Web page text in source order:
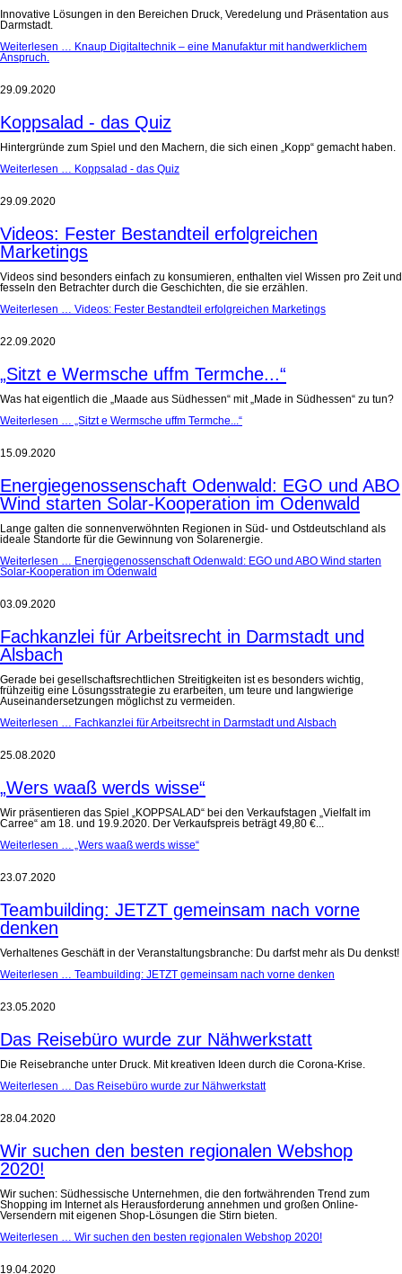
Innovative Lösungen in den Bereichen Druck, Veredelung und Präsentation aus
Darmstadt.
Weiterlesen … Knaup Digitaltechnik – eine Manufaktur mit handwerklichem
Anspruch.
29.09.2020
Koppsalad - das Quiz
Hintergründe zum Spiel und den Machern, die sich einen „Kopp“ gemacht haben.
Weiterlesen … Koppsalad - das Quiz
29.09.2020
Videos: Fester Bestandteil erfolgreichen
Marketings
Videos sind besonders einfach zu konsumieren, enthalten viel Wissen pro Zeit und
fesseln den Betrachter durch die Geschichten, die sie erzählen.
Weiterlesen … Videos: Fester Bestandteil erfolgreichen Marketings
22.09.2020
„Sitzt e Wermsche uffm Termche...“
Was hat eigentlich die „Maade aus Südhessen“ mit „Made in Südhessen“ zu tun?
Weiterlesen … „Sitzt e Wermsche uffm Termche...“
15.09.2020
Energiegenossenschaft Odenwald: EGO und ABO
Wind starten Solar-Kooperation im Odenwald
Lange galten die sonnenverwöhnten Regionen in Süd- und Ostdeutschland als
ideale Standorte für die Gewinnung von Solarenergie.
Weiterlesen … Energiegenossenschaft Odenwald: EGO und ABO Wind starten
Solar-Kooperation im Odenwald
03.09.2020
Fachkanzlei für Arbeitsrecht in Darmstadt und
Alsbach
Gerade bei gesellschaftsrechtlichen Streitigkeiten ist es besonders wichtig,
frühzeitig eine Lösungsstrategie zu erarbeiten, um teure und langwierige
Auseinandersetzungen möglichst zu vermeiden.
Weiterlesen … Fachkanzlei für Arbeitsrecht in Darmstadt und Alsbach
25.08.2020
„Wers waaß werds wisse“
Wir präsentieren das Spiel „KOPPSALAD“ bei den Verkaufstagen „Vielfalt im
Carree“ am 18. und 19.9.2020. Der Verkaufspreis beträgt 49,80 €...
Weiterlesen … „Wers waaß werds wisse“
23.07.2020
Teambuilding: JETZT gemeinsam nach vorne
denken
Verhaltenes Geschäft in der Veranstaltungsbranche: Du darfst mehr als Du denkst!
Weiterlesen … Teambuilding: JETZT gemeinsam nach vorne denken
23.05.2020
Das Reisebüro wurde zur Nähwerkstatt
Die Reisebranche unter Druck. Mit kreativen Ideen durch die Corona-Krise.
Weiterlesen … Das Reisebüro wurde zur Nähwerkstatt
28.04.2020
Wir suchen den besten regionalen Webshop
2020!
Wir suchen: Südhessische Unternehmen, die den fortwährenden Trend zum
Shopping im Internet als Herausforderung annehmen und großen Online-
Versendern mit eigenen Shop-Lösungen die Stirn bieten.
Weiterlesen … Wir suchen den besten regionalen Webshop 2020!
19.04.2020